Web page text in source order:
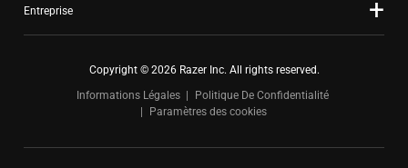
Entreprise
Copyright © 2026 Razer Inc. All rights reserved.
Informations Légales
Politique De Confidentialité
Paramètres des cookies